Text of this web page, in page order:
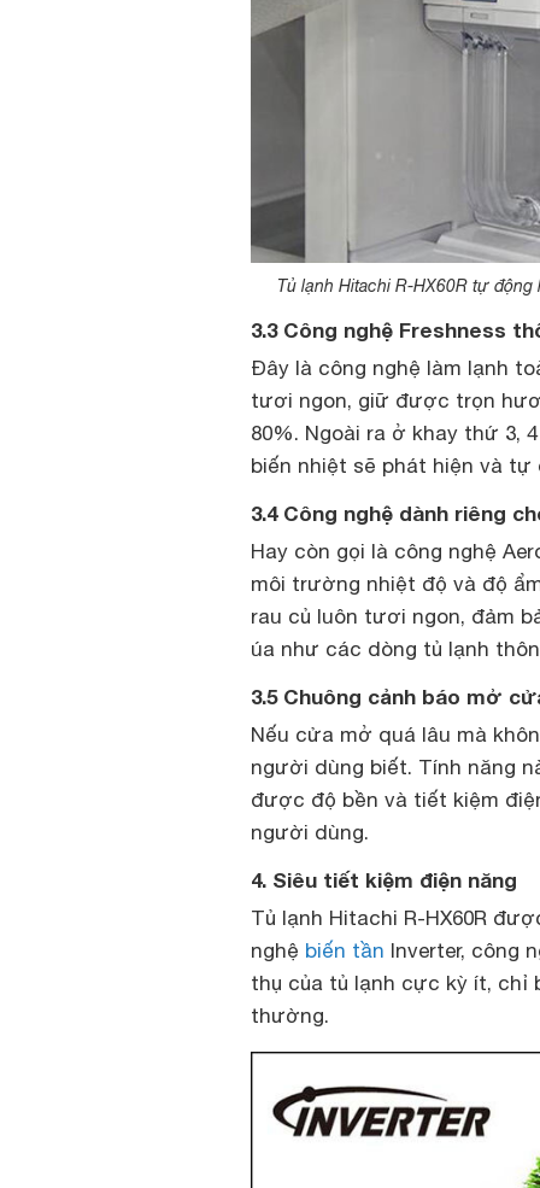
Tủ lạnh Hitachi R-HX60R tự
3.3 Công nghệ Freshness
Đây là công nghệ làm lạnh
tươi ngon, giữ được trọn
80%. Ngoài ra ở khay thứ 3,
biến nhiệt sẽ phát hiện và
3.4 Công nghệ dành riêng
Hay còn gọi là công nghệ
môi trường nhiệt độ và độ
rau củ luôn tươi ngon, đảm
úa như các dòng tủ lạnh
3.5 Chuông cảnh báo mở
Nếu cửa mở quá lâu mà
người dùng biết. Tính năng
được độ bền và tiết kiệm
người dùng.
4. Siêu tiết kiệm điện năng
Tủ lạnh Hitachi R-HX60R
nghệ biến tần Inverter, công
thụ của tủ lạnh cực kỳ ít, chỉ
thường.